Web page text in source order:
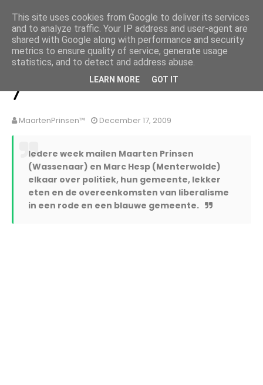
MaartenPrinsen.nl
HOME OVER MIJ BLOG ARCHIEF CONTACT
Menterwolde groet Wassenaar
7
MaartenPrinsen™ December 17, 2009
Iedere week mailen Maarten Prinsen
(Wassenaar) en Marc Hesp (Menterwolde)
elkaar over politiek, hun gemeente, lekker
eten en de overeenkomsten van liberalisme
in een rode en een blauwe gemeente.
This site uses cookies from Google to deliver its services
and to analyze traffic. Your IP address and user-agent are
shared with Google along with performance and security
metrics to ensure quality of service, generate usage
statistics, and to detect and address abuse.
LEARN MORE GOT IT